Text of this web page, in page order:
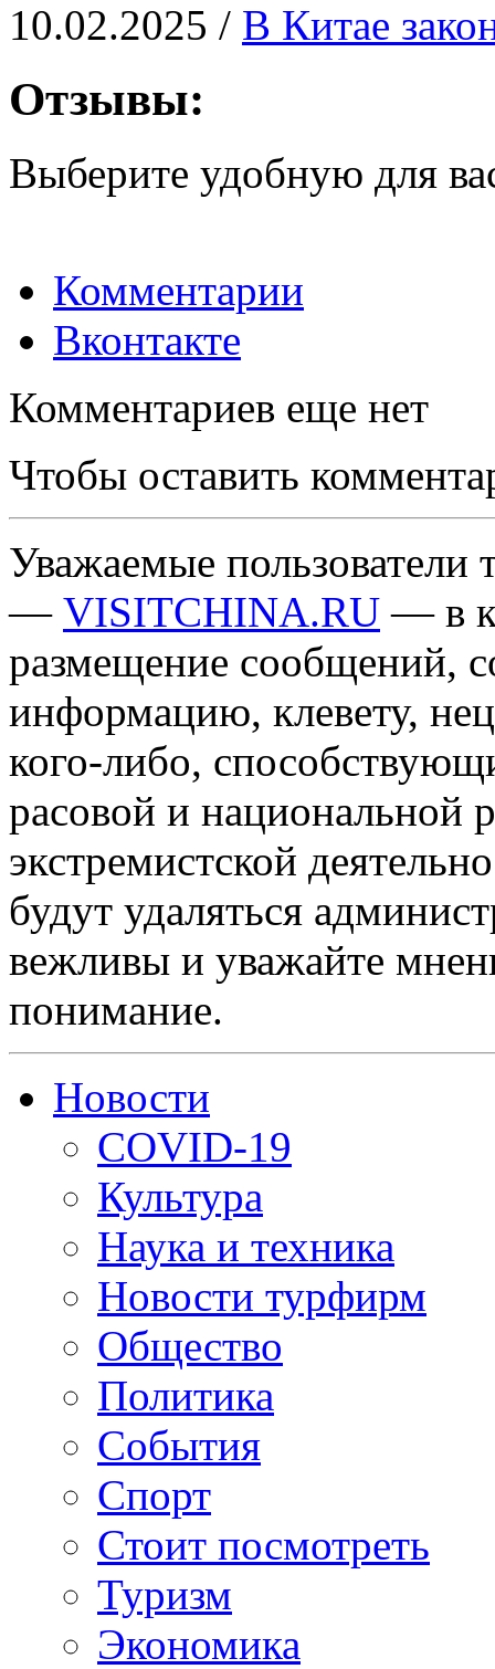
10.02.2025 / В Китае
Отзывы:
Выберите удобную для
Комментарии
Вконтакте
Комментариев еще нет
Чтобы оставить
Уважаемые пользователи
— VISITCHINA.RU — в
размещение сообщений,
информацию, клевету,
кого-либо,
расовой и национальной
экстремистской
будут удаляться
вежливы и уважайте
понимание.
Новости
COVID-19
Культура
Наука и техника
Новости турфирм
Общество
Политика
События
Спорт
Стоит посмотреть
Туризм
Экономика